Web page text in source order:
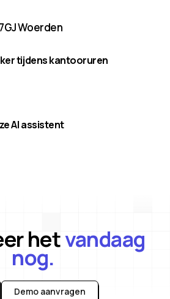
Woerden
tijdens kantooruren
AI assistent
hetvandaag
nog.
Demo aanvragen